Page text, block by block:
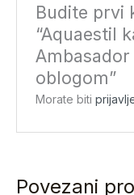
Budite prvi
“Aquaestil
oblogom”
Morate biti
Povezani